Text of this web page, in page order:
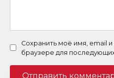
Сохранить моё имя, email
браузере для